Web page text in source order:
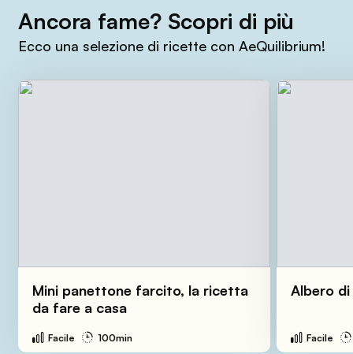
Ancora fame? Scopri di più
Ecco una selezione di ricette con AeQuilibrium!
Mini panettone farcito, la ricetta
da fare a casa
Facile 100min
Albero
Facile